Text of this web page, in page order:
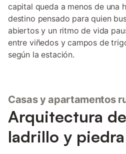
capital queda a menos de una
destino pensado para quien
abiertos y un ritmo de vida
entre viñedos y campos de
según la estación.
Casas y apartamentos
Arquitectura
ladrillo y